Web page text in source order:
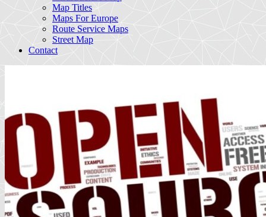
Map Titles
Maps For Europe
Route Service Maps
Street Map
Contact